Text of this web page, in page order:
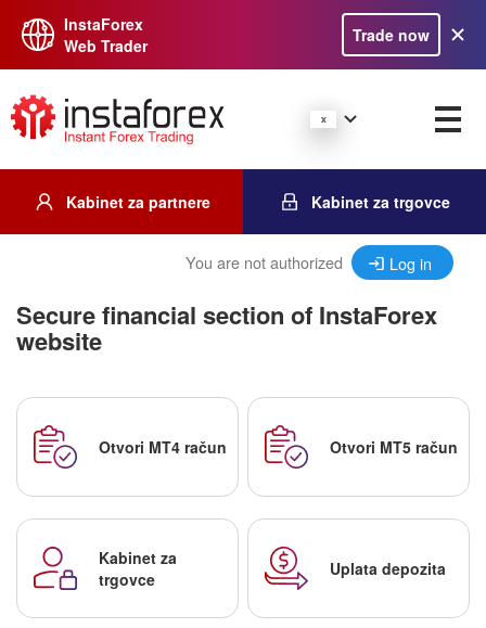
InstaForex
Web Trader
Trade now
Kabinet za partnere Kabinet za trgovce
You are not authorized Log in
Secure financial section of InstaForex
website
Otvori MT4 račun Otvori MT5 račun
Kabinet za
trgovce
Uplata depozita